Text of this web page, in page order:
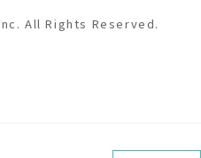
All Rights Reserved.